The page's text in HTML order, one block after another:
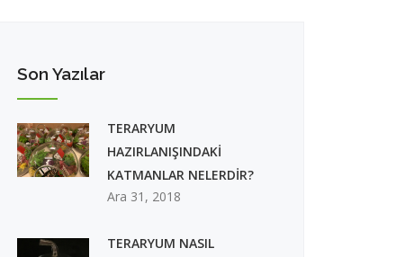
Son Yazılar
TERARYUM
HAZIRLANIŞINDAKİ
KATMANLAR NELERDİR?
Ara 31, 2018
TERARYUM NASIL